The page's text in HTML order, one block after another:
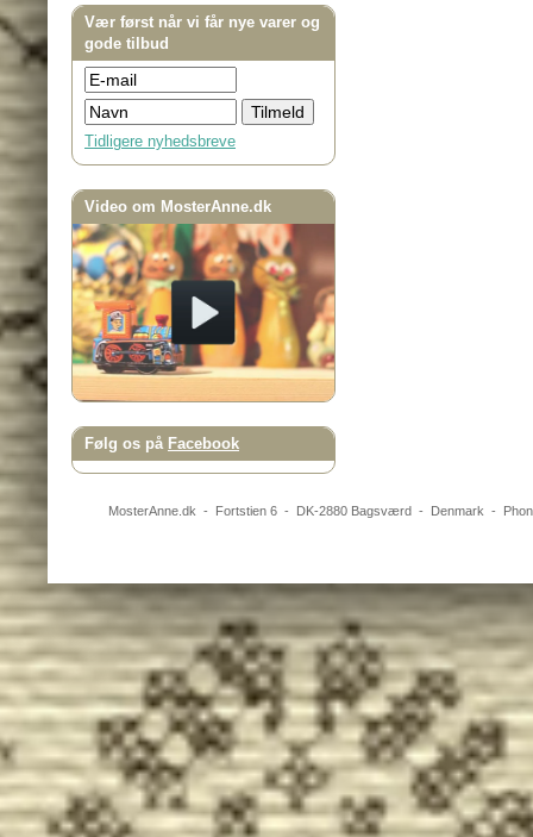
Vær først når vi får nye varer og
gode tilbud
Tidligere nyhedsbreve
Video om MosterAnne.dk
Følg os på Facebook
MosterAnne.dk - Fortstien 6- DK-2880 Bagsværd- Denmark -